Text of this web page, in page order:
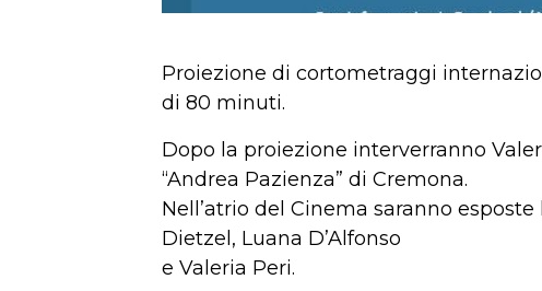
Proiezione di cortometraggi
di 80 minuti.
Dopo la proiezione interverranno
“Andrea Pazienza” di Cremona.
Nell’atrio del Cinema saranno
Dietzel, Luana D’Alfonso
e Valeria Peri.